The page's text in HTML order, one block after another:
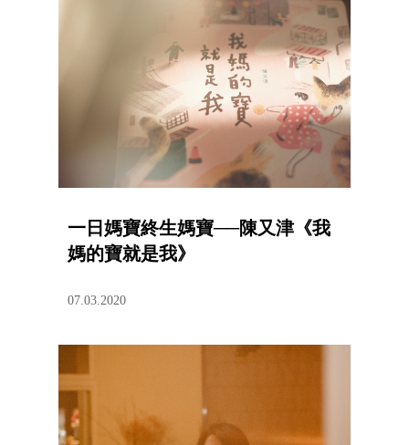
一日媽寶終生媽寶──陳又津《我
媽的寶就是我》
07.03.2020